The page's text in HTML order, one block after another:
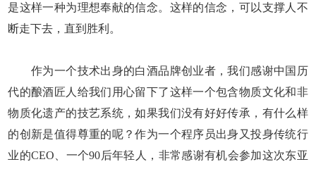
是这样一种为理想奉献的信念。这样的信念，可以支撑人不
断走下去，直到胜利。
作为一个技术出身的白酒品牌创业者，我们感谢中国历
代的酿酒匠人给我们用心留下了这样一个包含物质文化和非
物质化遗产的技艺系统，如果我们没有好好传承，有什么样
的创新是值得尊重的呢？作为一个程序员出身又投身传统行
业的CEO、一个90后年轻人，非常感谢有机会参加这次东亚